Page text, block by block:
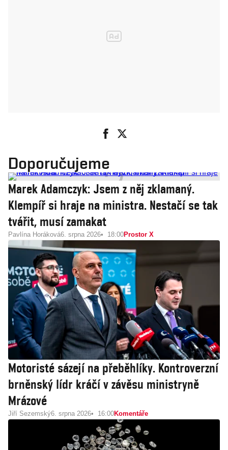
Doporučujeme
Marek Adamczyk: Jsem z něj zklamaný.
Klempíř si hraje na ministra. Nestačí se tak
tvářit, musí zamakat
Pavlína Horáková6. srpna 2026 18:00Prostor X
Motoristé sázejí na přeběhlíky. Kontroverzní
brněnský lídr kráčí v závěsu ministryně
Mrázové
Jiří Sezemský6. srpna 2026 16:00Komentáře